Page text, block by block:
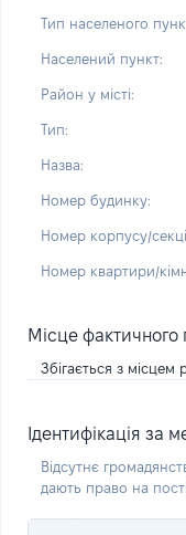
Тип населеного
Населений пункт:
Район у місті:
Тип:
Назва:
Номер будинку:
Номер корпусу/
Номер квартири/
Місце фактичного
Збігається з місцем
Ідентифікація за
Відсутнє
дають право на